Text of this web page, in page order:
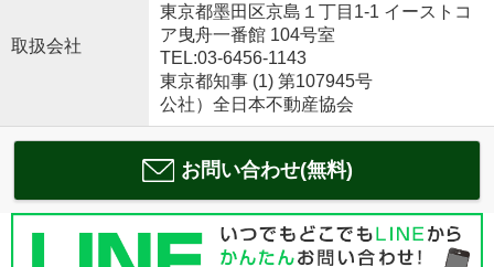
取扱会社
東京都墨田区京島１丁目1-1 イーストコ
ア曳舟一番館 104号室
TEL:03-6456-1143
東京都知事 (1) 第107945号
公社）全日本不動産協会
お問い合わせ(無料)